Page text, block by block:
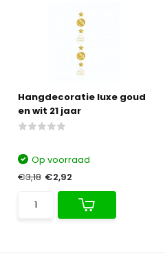
Hangdecoratie luxe goud
en wit 21 jaar
Op voorraad
€3,18 €2,92